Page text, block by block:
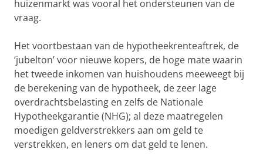
huizenmarkt was vooral het ondersteunen van de
vraag.
Het voortbestaan van de hypotheekrenteaftrek, de
‘jubelton’ voor nieuwe kopers, de hoge mate waarin
het tweede inkomen van huishoudens meeweegt bij
de berekening van de hypotheek, de zeer lage
overdrachtsbelasting en zelfs de Nationale
Hypotheekgarantie (NHG); al deze maatregelen
moedigen geldverstrekkers aan om geld te
verstrekken, en leners om dat geld te lenen.